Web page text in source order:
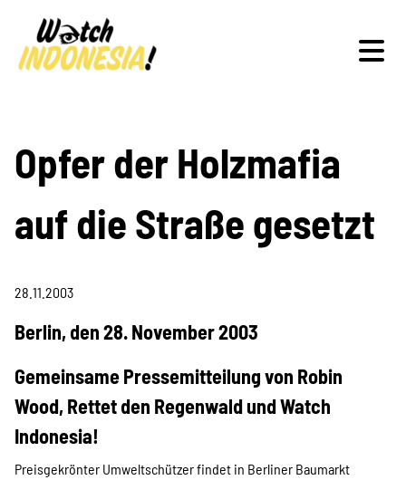
Schwerpunkte
Veranstaltungen
Publikationen
Projekte
Opfer der Holzmafia
auf die Straße gesetzt
28.11.2003
Berlin, den 28. November 2003
Gemeinsame Pressemitteilung von Robin
Wood, Rettet den Regenwald und Watch
Indonesia!
Preisgekrönter Umweltschützer findet in Berliner Baumarkt